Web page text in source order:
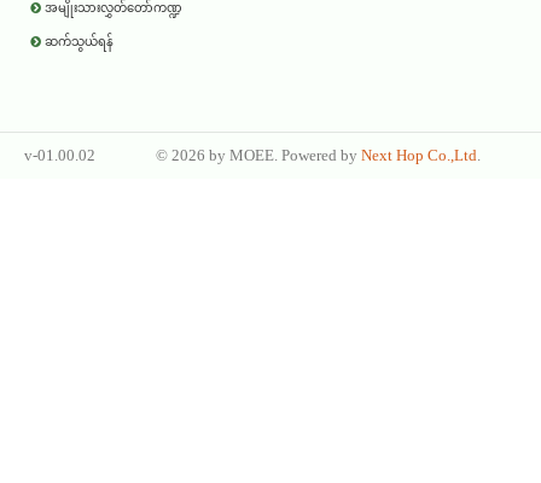
အမျိုးသားလွှတ်တော်ကဏ္ဍ
ဆက်သွယ်ရန်
v-01.00.02 © 2026 by MOEE. Powered by Next Hop Co.,Ltd.